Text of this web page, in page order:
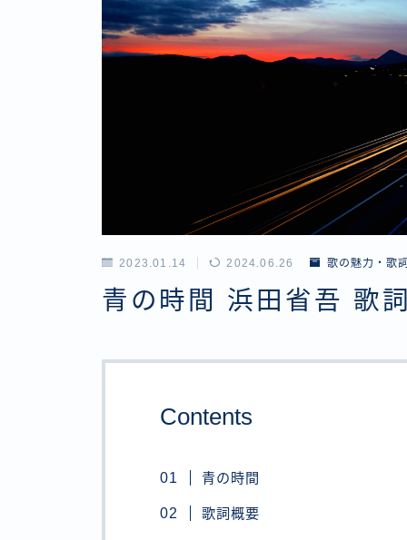
2023.01.14 2024.06.26 歌の魅力・歌
青の時間 浜田省吾 歌
Contents
青の時間
歌詞概要